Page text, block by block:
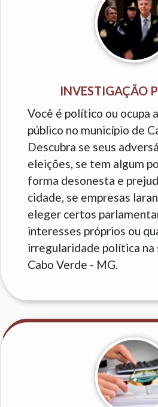
INVESTIGAÇÃO
Você é político ou ocupa
público no município de
Descubra se seus
eleições, se tem algum
forma desonesta e
cidade, se empresas
eleger certos
interesses próprios ou
irregularidade política na
Cabo Verde - MG.